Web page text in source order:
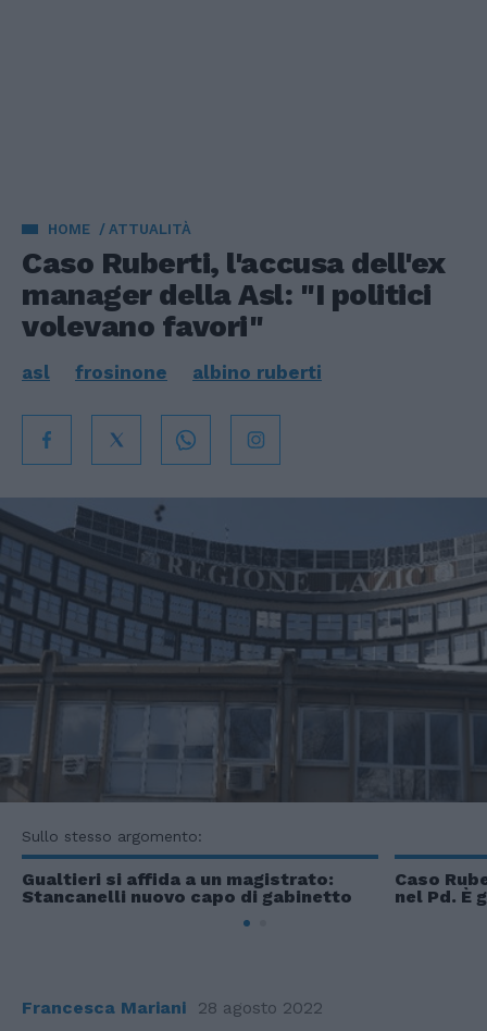
HOME ATTUALITÀ
Caso Ruberti, l'accusa dell'ex
manager della Asl: "I politici
volevano favori"
asl frosinone albino ruberti
Sullo stesso argomento:
Gualtieri si affida a un magistrato:
Stancanelli nuovo capo di gabinetto
Caso
nel Pd. È
Francesca Mariani 28 agosto 2022